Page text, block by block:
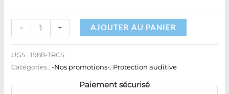
- + AJOUTER AU PANIER
UGS :1988-TRCS
Catégories :-Nos promotions-, Protection auditive
Paiement sécurisé